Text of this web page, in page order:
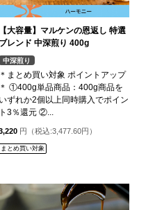
【大容量】マルケンの恩返し 特選
ブレンド 中深煎り 400g
中深煎り
＊まとめ買い対象 ポイントアップ
＊ ①400g単品商品：400g商品を
いずれか2個以上同時購入でポイン
ト3％還元 ②...
円（税込:3,477.60円）
まとめ買い対象